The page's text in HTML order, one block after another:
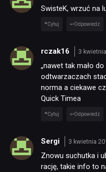
SwisteK, wrzuć na
Cytuj Odpowiedz
rczak16 3
„nawet tak mało
odtwarzaczach
norma a ciekawe
Quick Timea
Cytuj Odpowiedz
Sergi 3 kwietnia
Znowu suchutka i
rację, takie info to